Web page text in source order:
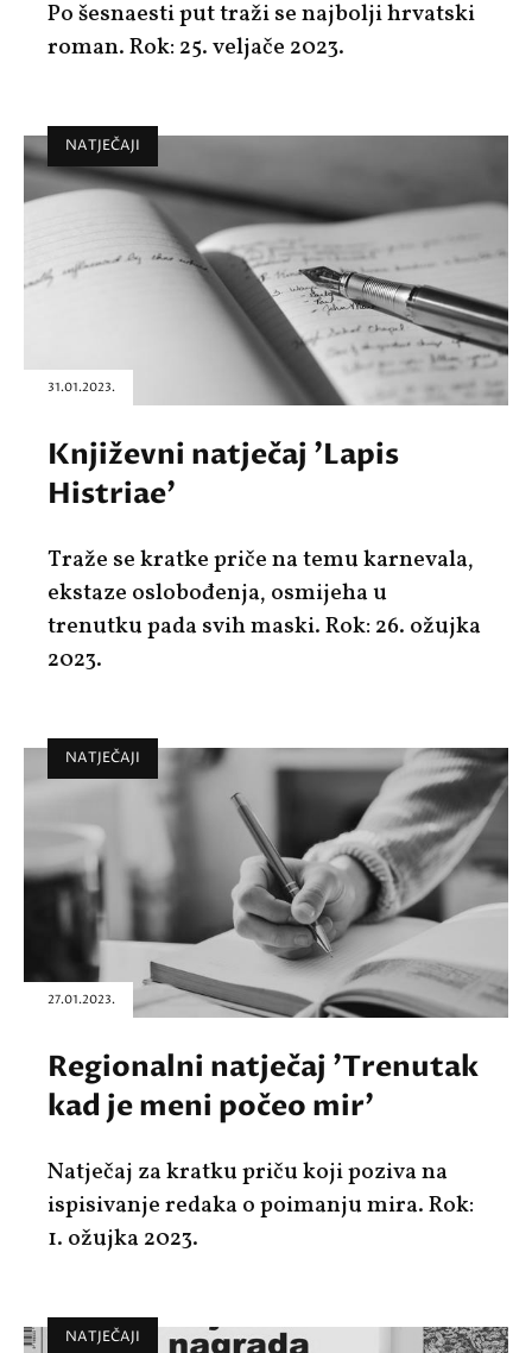
Po šesnaesti put traži se najbolji hrvatski
roman. Rok: 25. veljače 2023.
NATJEČAJI
31.01.2023.
Književni natječaj 'Lapis
Histriae'
Traže se kratke priče na temu karnevala,
ekstaze oslobođenja, osmijeha u
trenutku pada svih maski. Rok: 26. ožujka
2023.
NATJEČAJI
27.01.2023.
Regionalni natječaj 'Trenutak
kad je meni počeo mir'
Natječaj za kratku priču koji poziva na
ispisivanje redaka o poimanju mira. Rok:
1. ožujka 2023.
NATJEČAJI